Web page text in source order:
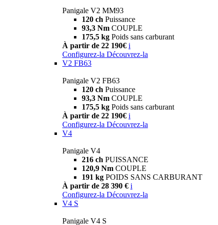
Panigale V2 MM93
120 ch Puissance
93,3 Nm COUPLE
175,5 kg Poids sans carburant
À partir de 22 190€ i
Configurez-la Découvrez-la
V2 FB63
Panigale V2 FB63
120 ch Puissance
93,3 Nm COUPLE
175,5 kg Poids sans carburant
À partir de 22 190€ i
Configurez-la Découvrez-la
V4
Panigale V4
216 ch PUISSANCE
120,9 Nm COUPLE
191 kg POIDS SANS CARBURANT
À partir de 28 390 € i
Configurez-la Découvrez-la
V4 S
Panigale V4 S